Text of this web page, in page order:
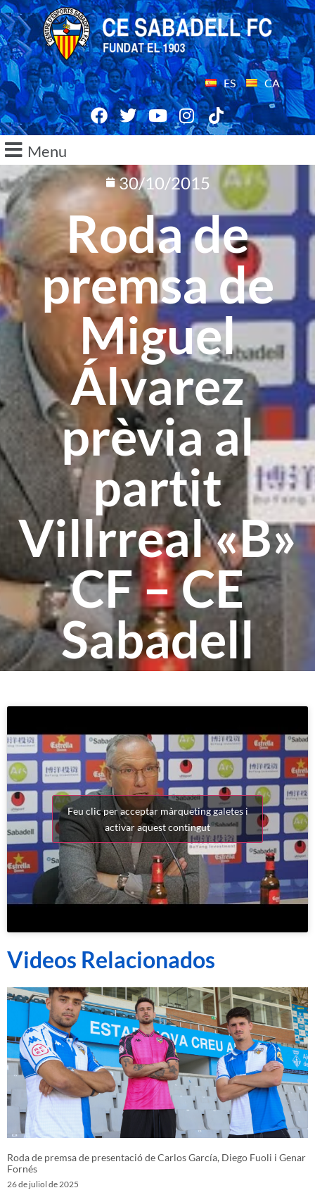
ES CA
Menu
30/10/2015
Roda de
premsa de
Miguel
Álvarez
prèvia al
partit
Villrreal «B»
CF – CE
Sabadell
Feu clic per acceptar màrqueting galetes i
activar aquest contingut
Videos Relacionados
Roda de premsa de presentació de Carlos García, Diego Fuoli i Genar
Fornés
26 de juliol de 2025